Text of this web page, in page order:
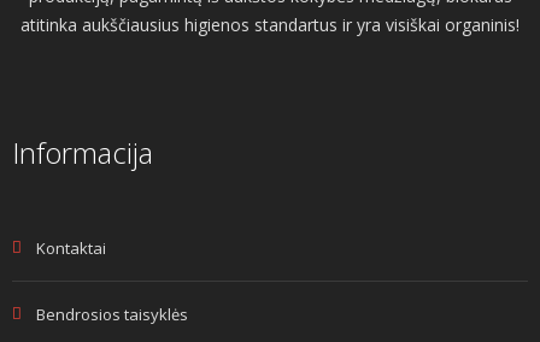
atitinka aukščiausius higienos standartus ir yra visiškai organinis!
Informacija
Kontaktai
Bendrosios taisyklės